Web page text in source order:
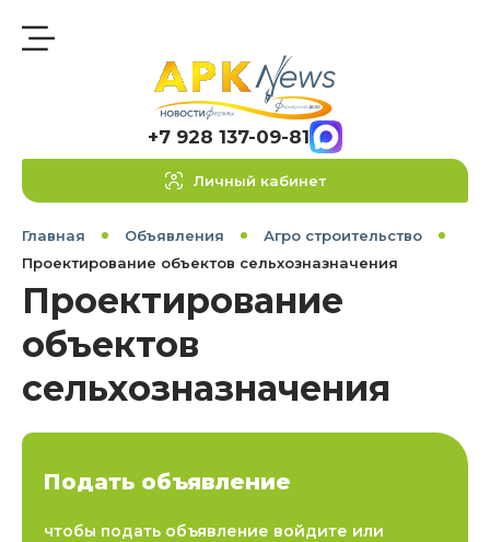
+7 928 137-09-81
Личный кабинет
Главная Объявления
Агро строительство
Проектирование объектов сельхозназначения
Проектирование
объектов
сельхозназначения
Подать объявление
чтобы подать объявление войдите или